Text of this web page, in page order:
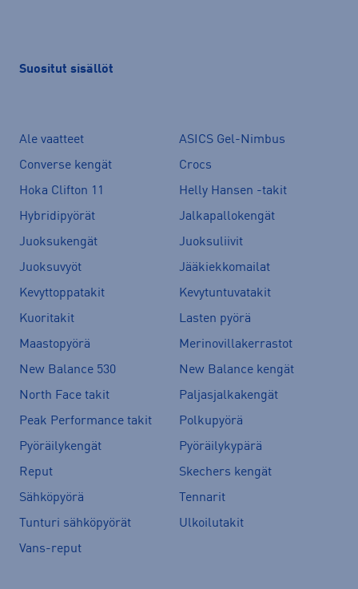
Suositut sisällöt
Ale vaatteet
ASICS Gel-Nimbus
Converse kengät
Crocs
Hoka Clifton 11
Helly Hansen -takit
Hybridipyörät
Jalkapallokengät
Juoksukengät
Juoksuliivit
Juoksuvyöt
Jääkiekkomailat
Kevyttoppatakit
Kevytuntuvatakit
Kuoritakit
Lasten pyörä
Maastopyörä
Merinovillakerrastot
New Balance 530
New Balance kengät
North Face takit
Paljasjalkakengät
Peak Performance takit
Polkupyörä
Pyöräilykengät
Pyöräilykypärä
Reput
Skechers kengät
Sähköpyörä
Tennarit
Tunturi sähköpyörät
Ulkoilutakit
Vans-reput